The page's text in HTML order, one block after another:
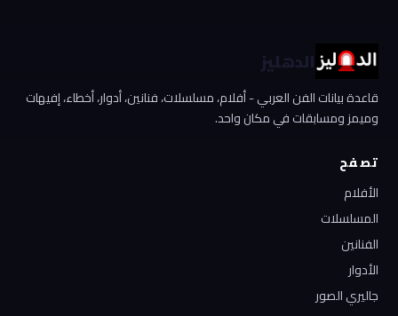
الدهليز
قاعدة بيانات الفن العربي - أفلام، مسلسلات، فنانين، أدوار، أخطاء، إفيهات
وميمز ومسابقات في مكان واحد.
تصفح
الأفلام
المسلسلات
الفنانين
الأدوار
جاليري الصور